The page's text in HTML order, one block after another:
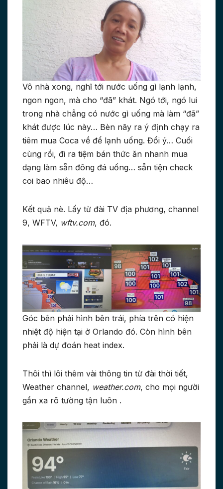
Vô nhà xong, nghĩ tới nước uống gì lạnh lạnh,
ngon ngon, mà cho “đã” khát. Ngó tới, ngó lui
trong nhà chẳng có nước gì uống mà làm “đã”
khát được lúc này… Bèn nãy ra ý định chạy ra
tiêm mua Coca về để lạnh uống. Đổi ý… Cuối
cùng rồi, đi ra tiệm bán thức ăn nhanh mua
dạng làm sẵn đông đá uống… sẵn tiện check
coi bao nhiêu độ…
Kết quả nè. Lấy từ đài TV địa phương, channel
9, WFTV, wftv.com, đó.
Góc bên phải hình bên trái, phía trên có hiện
nhiệt độ hiện tại ở Orlando đó. Còn hình bên
phải là dự đoán heat index.
Thôi thì lôi thêm vài thông tin từ đài thời tiết,
Weather channel, weather.com, cho mọi người
gần xa rõ tường tận luôn .